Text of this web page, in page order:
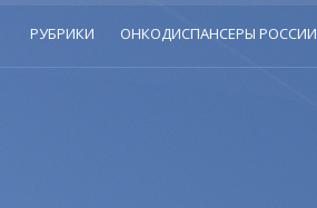
РУБРИКИ ОНКОДИСПАНСЕРЫ РОССИИ